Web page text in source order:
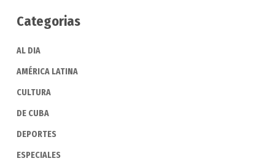
Categorias
AL DIA
AMÉRICA LATINA
CULTURA
DE CUBA
DEPORTES
ESPECIALES